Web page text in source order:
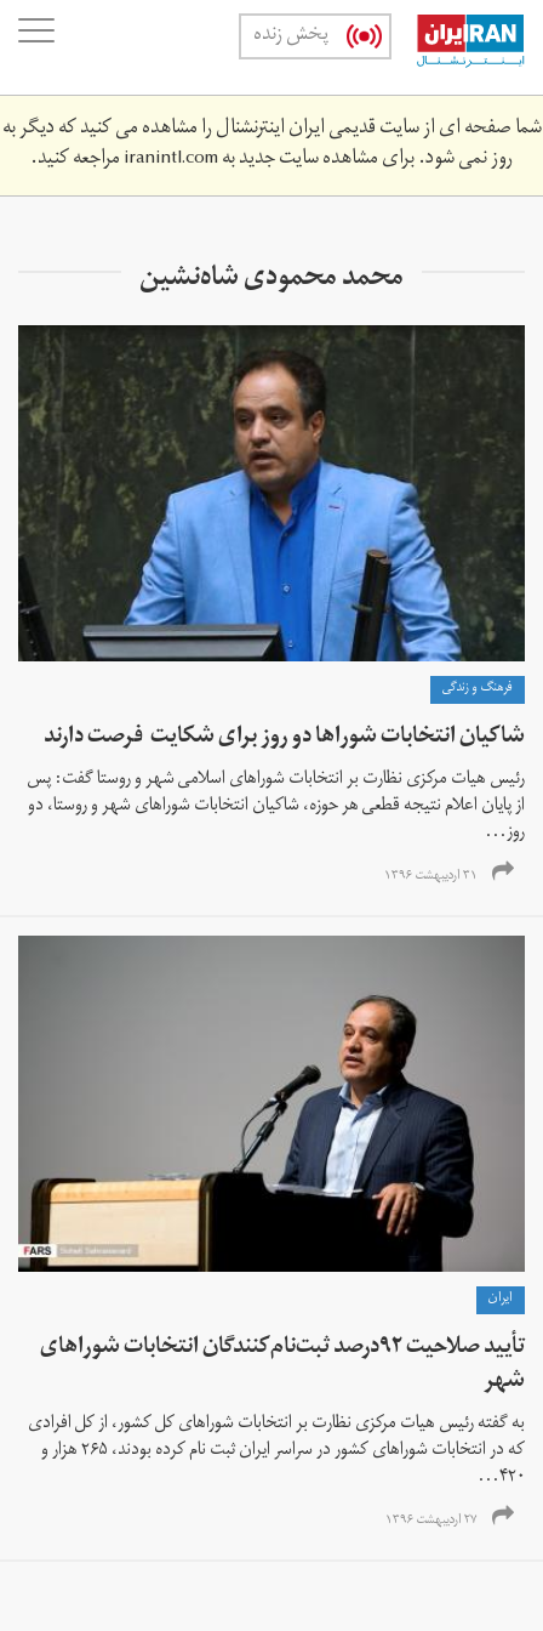
Skip
main
content
پخش زنده
شما صفحه ای از سایت قدیمی ایران اینترنشنال را مشاهده می کنید که دیگر به
روز نمی شود. برای مشاهده سایت جدید بهiranintl.comمراجعه کنید.
محمد محمودی شاه‌نشین
فرهنگ و زندگی
شاکیان انتخابات شوراها دو روز برای شکایت فرصت دارند
رئیس هیات مرکزی نظارت بر انتخابات شوراهای اسلامی شهر و روستا گفت: پس
از پایان اعلام نتیجه قطعی هر حوزه، شاکیان انتخابات شوراهای شهر و روستا، دو
روز...
۳۱ اردیبهشت ۱۳۹۶
ايران
تأیید صلاحیت ۹۲درصد ثبت‌نام‌کنندگان انتخابات شوراهای
شهر
به گفته رئیس هیات مرکزی نظارت بر انتخابات شوراهای کل کشور، از کل افرادی
که در انتخابات شوراهای کشور در سراسر ایران ثبت نام کرده بودند، ۲۶۵ هزار و
۴۲۰...
۲۷ اردیبهشت ۱۳۹۶